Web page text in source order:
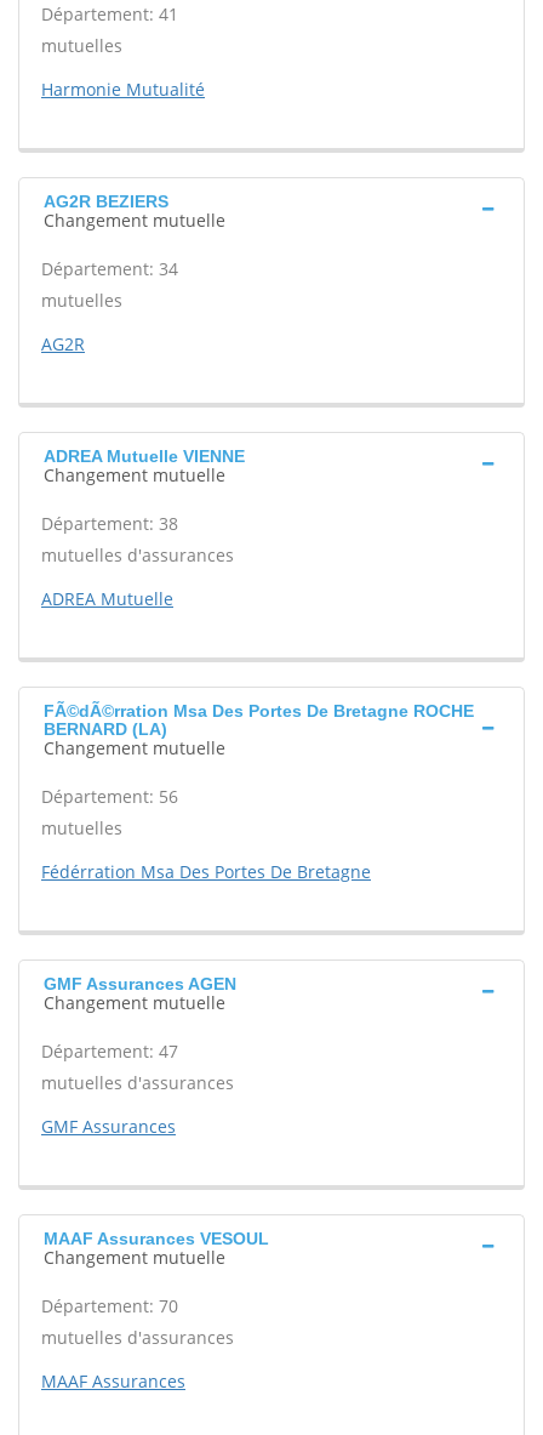
Département: 41
mutuelles
Harmonie Mutualité
AG2R BEZIERS
Changement mutuelle
Département: 34
mutuelles
AG2R
ADREA Mutuelle VIENNE
Changement mutuelle
Département: 38
mutuelles d'assurances
ADREA Mutuelle
FÃ©dÃ©rration Msa Des Portes De Bretagne ROCHE
BERNARD (LA)
Changement mutuelle
Département: 56
mutuelles
Fédérration Msa Des Portes De Bretagne
GMF Assurances AGEN
Changement mutuelle
Département: 47
mutuelles d'assurances
GMF Assurances
MAAF Assurances VESOUL
Changement mutuelle
Département: 70
mutuelles d'assurances
MAAF Assurances